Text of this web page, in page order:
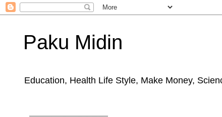
Paku Midin
Education, Health Life Style, Make Money,